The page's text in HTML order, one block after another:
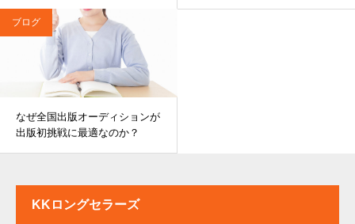
ブログ
なぜ全国出版オーディションが
出版初挑戦に最適なのか？
KKロングセラーズ